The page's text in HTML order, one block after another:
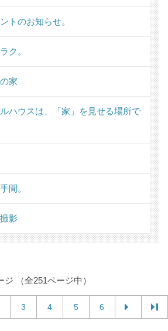
トのお知らせ。
ク。
家
ハウスは、「家」を見せる場所で
間。
影
ジ （全251ページ中）
3 4 5 6